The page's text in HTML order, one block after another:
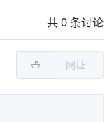
共 0 条讨论